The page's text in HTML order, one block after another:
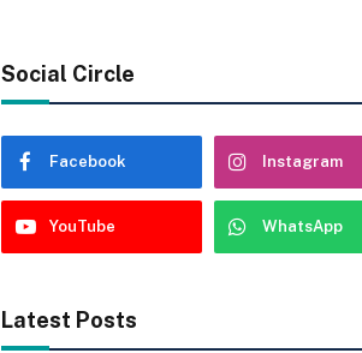
Social Circle
Facebook Instagram
YouTube WhatsApp
Latest Posts